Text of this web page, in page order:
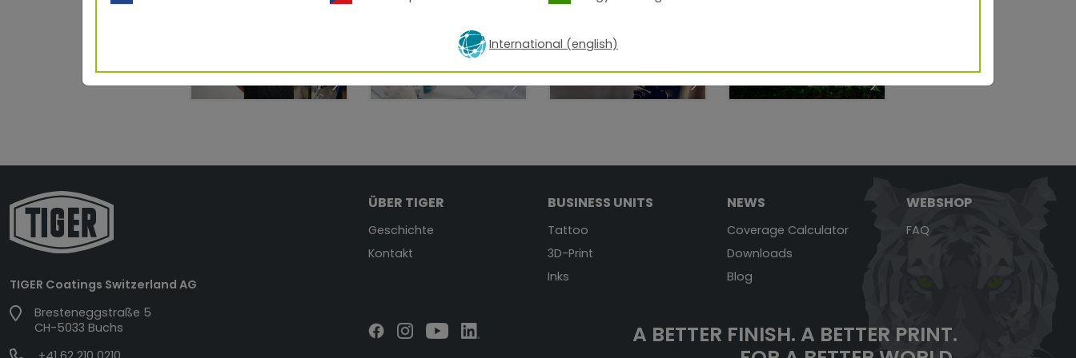
Patente Presse
bility
TIGER Coatings Switzerland AG
Bresteneggstraße 5
CH-5033 Buchs
ÜBER TIGER
Geschichte
Kontakt
BUSINESS UNITS
Tattoo
3D-Print
Inks
NEWS
Coverage Calculator
Downloads
Blog
WEBSHOP
FAQ
A BETTER FINISH. A BETTER PRINT.
International (english)